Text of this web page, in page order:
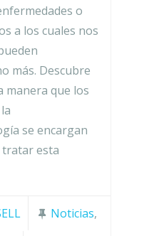
o
a los cuales nos
más. Descubre
manera que los
se encargan
tratar esta
Noticias,